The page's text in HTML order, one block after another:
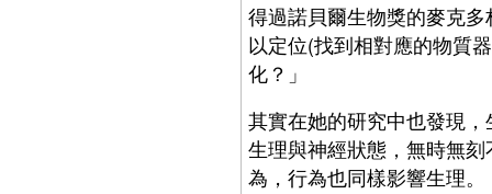
得過諾貝爾生物獎的麥克
以定位(找到相對應的物質
化？」
其實在她的研究中也發現
生理與神經狀態，無時無
為，行為也同樣影響生理。